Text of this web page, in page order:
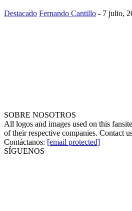
Destacado Fernando Cantillo - 7 julio,
SOBRE NOSOTROS
All logos and images used on this
of their respective companies. Contact
Contáctanos: [email protected]
SÍGUENOS